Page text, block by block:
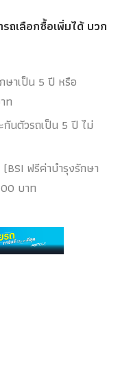
ถเลือกซื้อเพิ่มได้ บวก
ษาเป็น 5 ปี หรือ
ท
นตัวรถเป็น 5 ปี ไม่
ฟรีค่าบำรุงรักษา
บาท